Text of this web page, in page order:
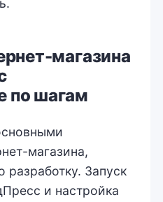
магазина
по шагам
магазина,
разработку. Запуск
и настройка